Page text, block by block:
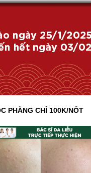
PHẲNG CHỈ 100K/NỐT